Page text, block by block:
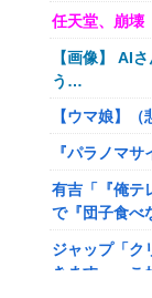
任天堂、崩壊
【画像】 AI
う…
【ウマ娘】
『パラノマ
有吉「『俺テ
で『団子食べ
ジャップ「ク
きます」←こ